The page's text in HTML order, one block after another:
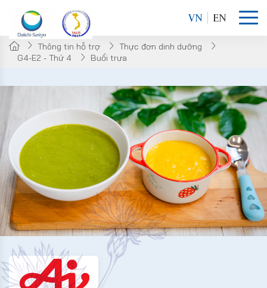
VN EN
Thông tin hỗ trợ
Thực đơn dinh dưỡng
G4-E2 - Thứ 4
Buổi trưa